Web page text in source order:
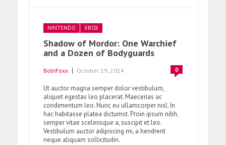
NINTENDO XBOX
Shadow of Mordor: One Warchief
and a Dozen of Bodyguards
BobiFoxx October 19, 2014 0
Ut auctor magna semper dolor vestibulum,
aliquet egestas leo placerat. Maecenas ac
condimentum leo. Nunc eu ullamcorper nisl. In
hac habitasse platea dictumst. Proin ipsum nibh,
semper vitae scelerisque a, suscipit et leo.
Vestibulum auctor adipiscing mi, a hendrerit
neque aliquam sollicitudin.